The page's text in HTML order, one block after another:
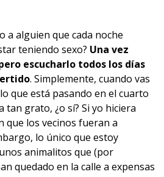
a alguien que cada noche
teniendo sexo? Una vez
escucharlo todos los días
. Simplemente, cuando vas
que está pasando en el cuarto
tan grato, ¿o sí? Si yo hiciera
que los vecinos fueran a
lo único que estoy
animalitos que (por
quedado en la calle a expensas